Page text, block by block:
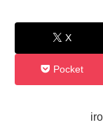
X
Pocket